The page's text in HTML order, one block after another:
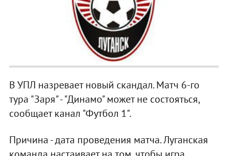
В УПЛ назревает новый скандал. Матч 6-го
тура "Заря" - "Динамо" может не состояться,
сообщает канал "Футбол 1".
Причина - дата проведения матча. Луганская